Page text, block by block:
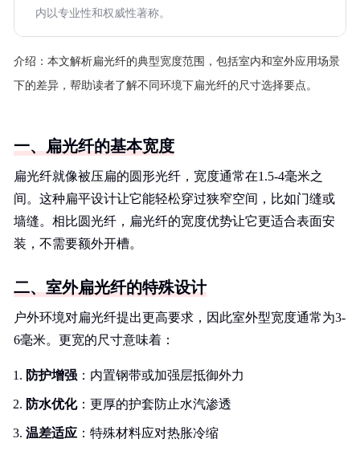
内以专业性和权威性著称。
介绍： 本文解析扁光纤的典型宽度范围，包括室内和室外应用场景
下的差异，帮助读者了解不同环境下扁光纤的尺寸选择要点。
一、扁光纤的基本宽度
扁光纤就像被压扁的圆形光纤，宽度通常在1.5-4毫米之
间。这种扁平设计让它能轻松穿过狭窄空间，比如门缝或
墙缝。相比圆光纤，扁光纤的宽度优势让它更适合表面安
装，不需要额外开槽。
二、室外扁光纤的特殊设计
户外环境对扁光纤提出更高要求，因此室外型宽度通常为3-
6毫米。更宽的尺寸意味着：
防护增强 ：内置钢带或加强层抵御外力
防水优化：更厚的护套防止水汽渗透
温差适应 ：特殊材料应对热胀冷缩